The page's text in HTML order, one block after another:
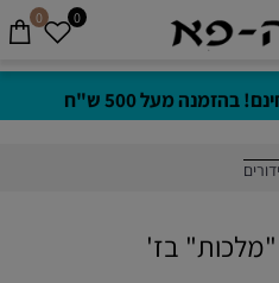
מעל 500 ש"ח
0 0
"מלכות" בז'